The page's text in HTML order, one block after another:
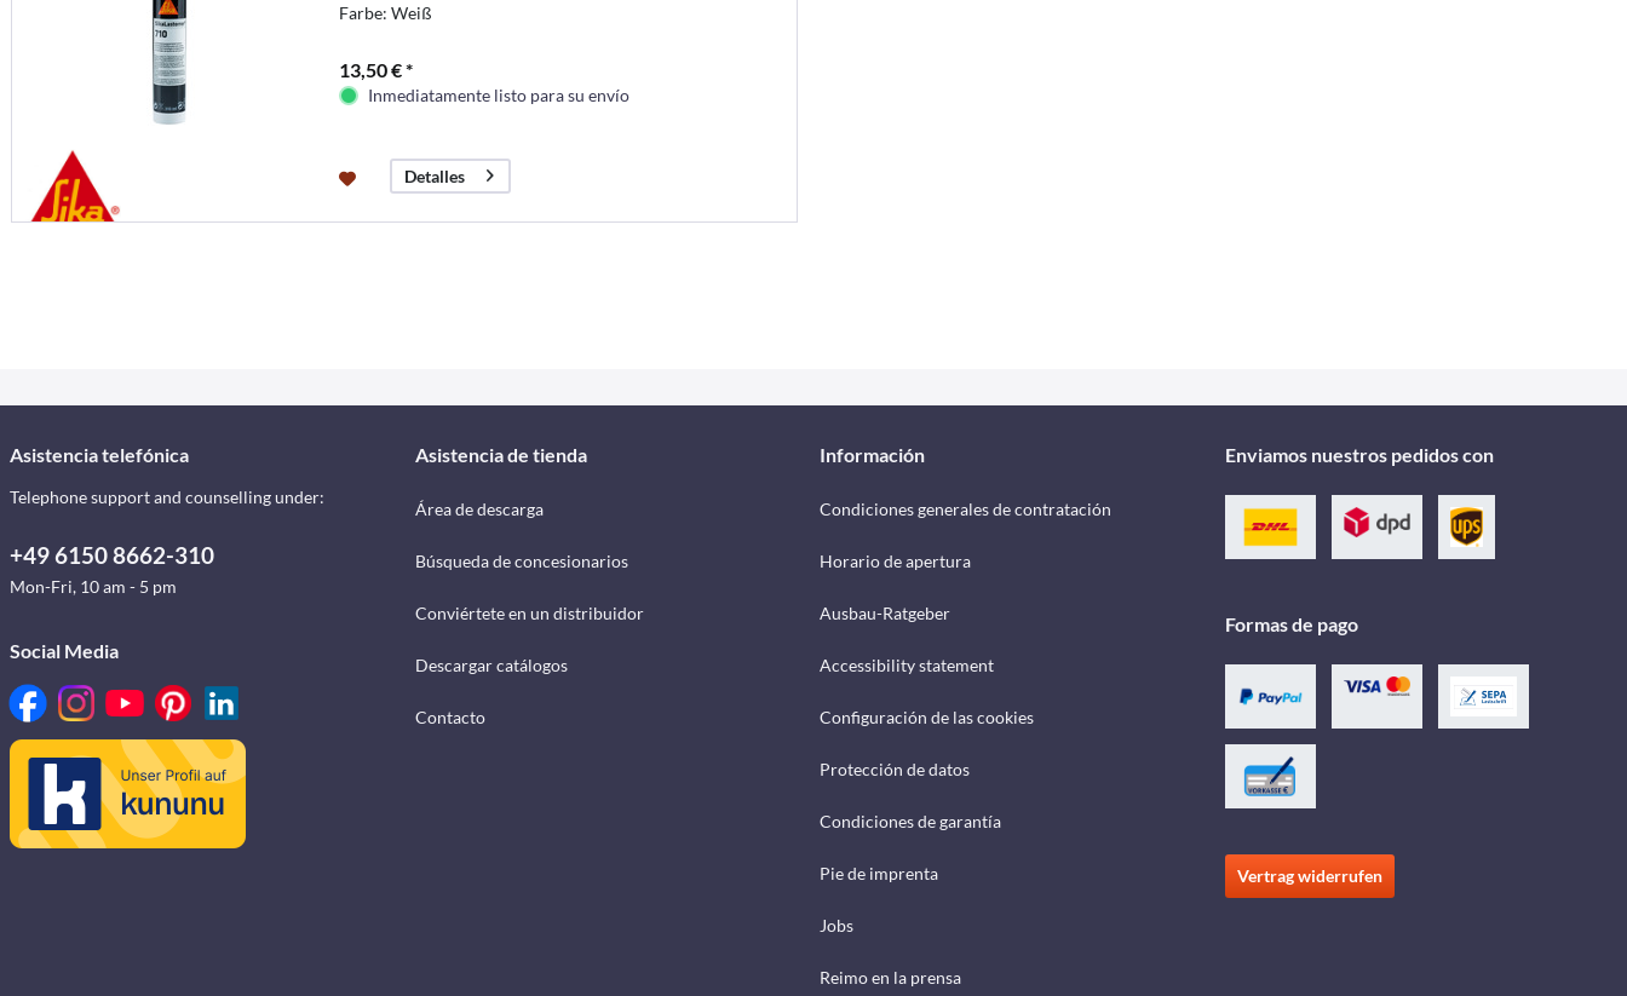
Farbe: Weiß
13,50 € *
Inmediatamente listo para su envío
Detalles
Asistencia telefónica
Telephone support and counselling under:
+49 6150 8662-310
Mon-Fri, 10 am - 5 pm
Social Media
Asistencia de tienda
Área de descarga
Búsqueda de concesionarios
Conviértete en un distribuidor
Descargar catálogos
Contacto
Información
Condiciones generales de contratación
Horario de apertura
Ausbau-Ratgeber
Accessibility statement
Configuración de las cookies
Protección de datos
Condiciones de garantía
Pie de imprenta
Jobs
Reimo en la prensa
Enviamos nuestros pedidos con
Formas de pago
Vertrag widerrufen